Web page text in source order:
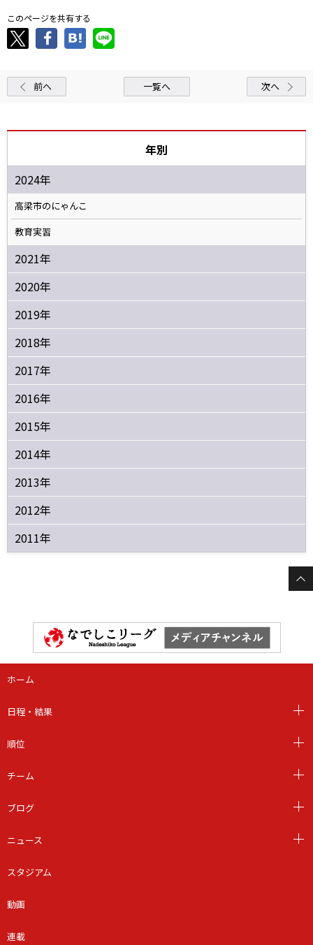
このページを共有する
前へ 一覧へ 次へ
年別
2024年
高梁市のにゃんこ
教育実習
2021年
2020年
2019年
2018年
2017年
2016年
2015年
2014年
2013年
2012年
2011年
ホーム
日程・結果
順位
チーム
ブログ
ニュース
スタジアム
動画
連載